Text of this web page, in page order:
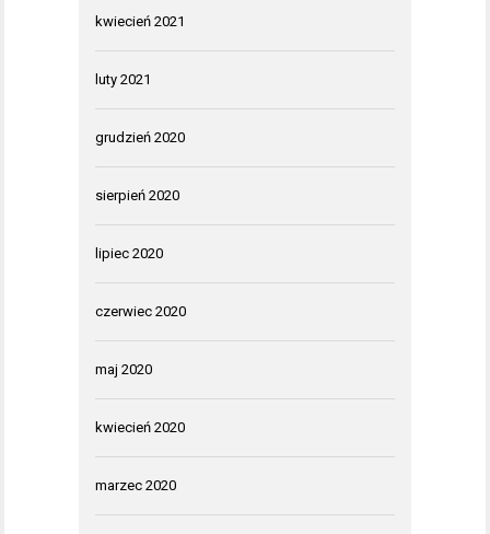
kwiecień 2021
luty 2021
grudzień 2020
sierpień 2020
lipiec 2020
czerwiec 2020
maj 2020
kwiecień 2020
marzec 2020